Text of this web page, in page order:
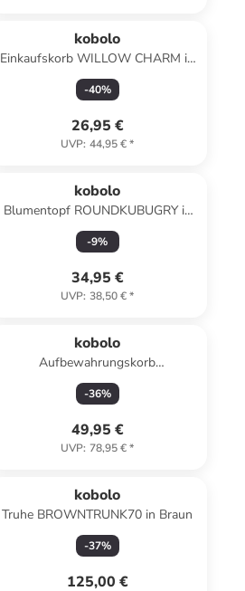
kobolo
Einkaufskorb WILLOW CHARM in
Braun
-40%
26,95 €
UVP: 44,95 €*
kobolo
Blumentopf ROUNDKUBUGRY in
Grau
-9%
34,95 €
UVP: 38,50 €*
kobolo
Aufbewahrungskorb
GREYRATSTORE in Grau
-36%
49,95 €
UVP: 78,95 €*
kobolo
Truhe BROWNTRUNK70 in Braun
-37%
125,00 €